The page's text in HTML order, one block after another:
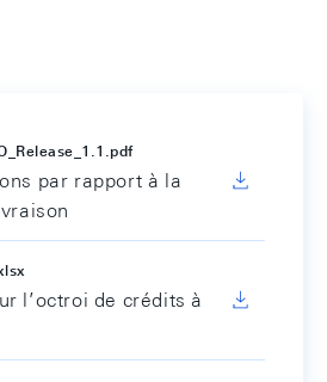
par rapport à la
l’octroi de crédits à